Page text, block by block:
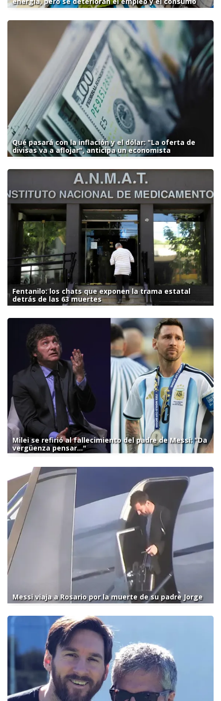
Qué pasará con la inflación y el dólar: "La oferta de
divisas va a aflojar", anticipa un economista
Fentanilo: los chats que exponen la trama estatal
detrás de las 63 muertes
Milei se refirió al fallecimiento del padre de Messi: "Da
vergüenza pensar..."
Messi viaja a Rosario por la muerte de su padre Jorge